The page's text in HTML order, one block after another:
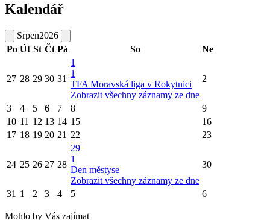
Kalendář
Srpen2026
Po Út St Čt Pá So Ne
27 28 29 30 31
1
1
TFA Moravská liga v Rokytnici
Zobrazit všechny záznamy ze dne
2
3 4 5 6 7 8
9
10 11 12 13 14 15
16
17 18 19 20 21 22 23
24 25 26 27 28
29
1
Den městyse
Zobrazit všechny záznamy ze dne
30
31 1 2 3 4 5 6
Mohlo by Vás zajímat